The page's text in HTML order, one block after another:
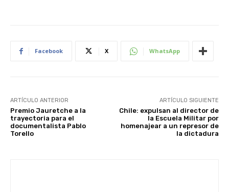
Facebook X WhatsApp
ARTÍCULO ANTERIOR
Premio Jauretche a la
trayectoria para el
documentalista Pablo
Torello
ARTÍCULO SIGUIENTE
Chile: expulsan al director de
la Escuela Militar por
homenajear a un represor de
la dictadura